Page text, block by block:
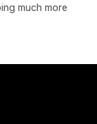
much more